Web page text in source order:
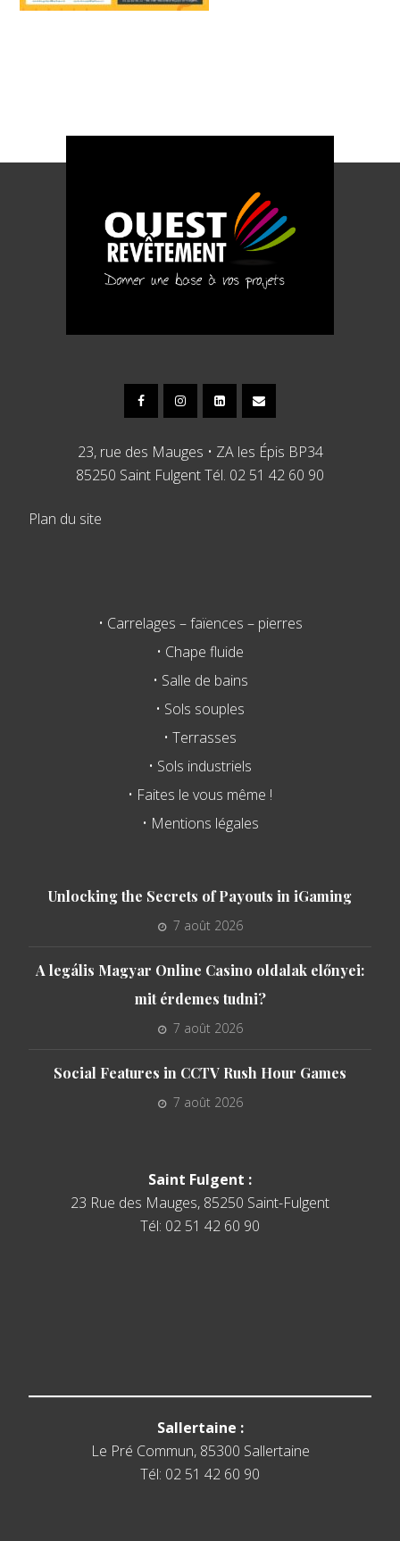
23, rue des Mauges • ZA les Épis BP34
85250 Saint Fulgent Tél. 02 51 42 60 90
Plan du site
• Carrelages – faïences – pierres
• Chape fluide
• Salle de bains
• Sols souples
• Terrasses
• Sols industriels
• Faites le vous même !
• Mentions légales
Unlocking the Secrets of Payouts in iGaming
7 août 2026
A legális Magyar Online Casino oldalak előnyei:
mit érdemes tudni?
7 août 2026
Social Features in CCTV Rush Hour Games
7 août 2026
Saint Fulgent :
23 Rue des Mauges, 85250 Saint-Fulgent
Tél: 02 51 42 60 90
Sallertaine :
Le Pré Commun, 85300 Sallertaine
Tél: 02 51 42 60 90